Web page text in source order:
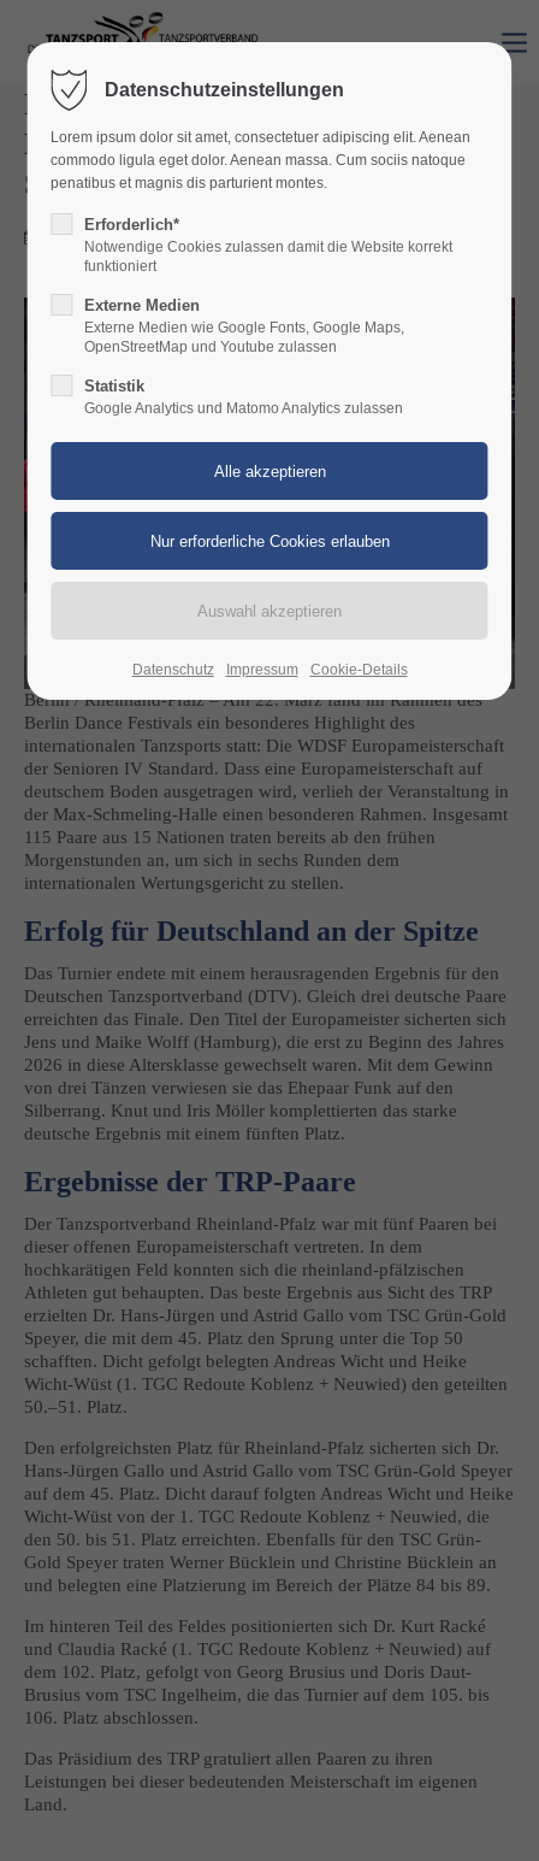
Rheinland-pfälzische Paare bei der
Europameisterschaft Senior IV
Standard in Berlin
25.03.2026 14:23
Berlin / Rheinland-Pfalz – Am 22. März fand im Rahmen des
Berlin Dance Festivals ein besonderes Highlight des
internationalen Tanzsports statt: Die WDSF Europameisterschaft
der Senioren IV Standard. Dass eine Europameisterschaft auf
deutschem Boden ausgetragen wird, verlieh der Veranstaltung in
der Max-Schmeling-Halle einen besonderen Rahmen. Insgesamt
115 Paare aus 15 Nationen traten bereits ab den frühen
Morgenstunden an, um sich in sechs Runden dem
internationalen Wertungsgericht zu stellen.
Erfolg für Deutschland an der Spitze
Das Turnier endete mit einem herausragenden Ergebnis für den
Deutschen Tanzsportverband (DTV). Gleich drei deutsche Paare
erreichten das Finale. Den Titel der Europameister sicherten sich
Jens und Maike Wolff (Hamburg), die erst zu Beginn des Jahres
2026 in diese Altersklasse gewechselt waren. Mit dem Gewinn
von drei Tänzen verwiesen sie das Ehepaar Funk auf den
Silberrang. Knut und Iris Möller komplettierten das starke
deutsche Ergebnis mit einem fünften Platz.
Ergebnisse der TRP-Paare
Der Tanzsportverband Rheinland-Pfalz war mit fünf Paaren bei
dieser offenen Europameisterschaft vertreten. In dem
hochkarätigen Feld konnten sich die rheinland-pfälzischen
Athleten gut behaupten. Das beste Ergebnis aus Sicht des TRP
erzielten Dr. Hans-Jürgen und Astrid Gallo vom TSC Grün-Gold
Speyer, die mit dem 45. Platz den Sprung unter die Top 50
schafften. Dicht gefolgt belegten Andreas Wicht und Heike
Wicht-Wüst (1. TGC Redoute Koblenz + Neuwied) den geteilten
50.–51. Platz.
Den erfolgreichsten Platz für Rheinland-Pfalz sicherten sich Dr.
Hans-Jürgen Gallo und Astrid Gallo vom TSC Grün-Gold Speyer
auf dem 45. Platz. Dicht darauf folgten Andreas Wicht und Heike
Wicht-Wüst von der 1. TGC Redoute Koblenz + Neuwied, die
den 50. bis 51. Platz erreichten. Ebenfalls für den TSC Grün-
Gold Speyer traten Werner Bücklein und Christine Bücklein an
und belegten eine Platzierung im Bereich der Plätze 84 bis 89.
Im hinteren Teil des Feldes positionierten sich Dr. Kurt Racké
und Claudia Racké (1. TGC Redoute Koblenz + Neuwied) auf
dem 102. Platz, gefolgt von Georg Brusius und Doris Daut-
Brusius vom TSC Ingelheim, die das Turnier auf dem 105. bis
106. Platz abschlossen.
Das Präsidium des TRP gratuliert allen Paaren zu ihren
Leistungen bei dieser bedeutenden Meisterschaft im eigenen
Land.
Datenschutzeinstellungen
Lorem ipsum dolor sit amet, consectetuer adipiscing elit. Aenean
commodo ligula eget dolor. Aenean massa. Cum sociis natoque
penatibus et magnis dis parturient montes.
Erforderlich*
Notwendige Cookies zulassen damit die Website korrekt
funktioniert
Externe Medien
Externe Medien wie Google Fonts, Google Maps,
OpenStreetMap und Youtube zulassen
Statistik
Google Analytics und Matomo Analytics zulassen
Datenschutz Impressum Cookie-Details